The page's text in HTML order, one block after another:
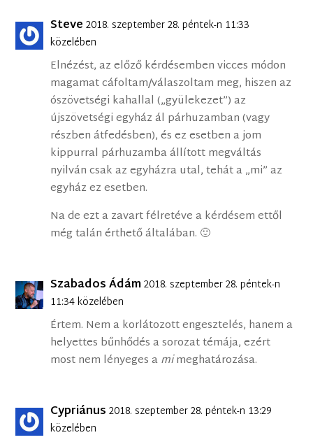
Steve 2018. szeptember 28. péntek-n 11:33
közelében
Elnézést, az előző kérdésemben vicces módon
magamat cáfoltam/válaszoltam meg, hiszen az
ószövetségi kahallal („gyülekezet”) az
újszövetségi egyház ál párhuzamban (vagy
részben átfedésben), és ez esetben a jom
kippurral párhuzamba állított megváltás
nyilván csak az egyházra utal, tehát a „mi” az
egyház ez esetben.
Na de ezt a zavart félretéve a kérdésem ettől
még talán érthető általában. 🙂
Szabados Ádám2018. szeptember 28. péntek-n
11:34 közelében
Értem. Nem a korlátozott engesztelés, hanem a
helyettes bűnhődés a sorozat témája, ezért
most nem lényeges amimeghatározása.
Cypriánus 2018. szeptember 28. péntek-n 13:29
közelében